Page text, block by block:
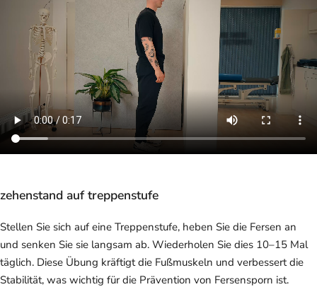
zehenstand auf treppenstufe
Stellen Sie sich auf eine Treppenstufe, heben Sie die Fersen an
und senken Sie sie langsam ab. Wiederholen Sie dies 10–15 Mal
täglich. Diese Übung kräftigt die Fußmuskeln und verbessert die
Stabilität, was wichtig für die Prävention von Fersensporn ist.